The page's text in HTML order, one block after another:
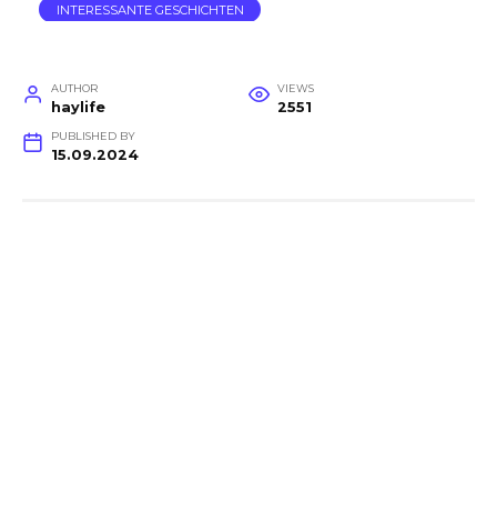
INTERESSANTE GESCHICHTEN
AUTHOR
haylife
VIEWS
2551
PUBLISHED BY
15.09.2024